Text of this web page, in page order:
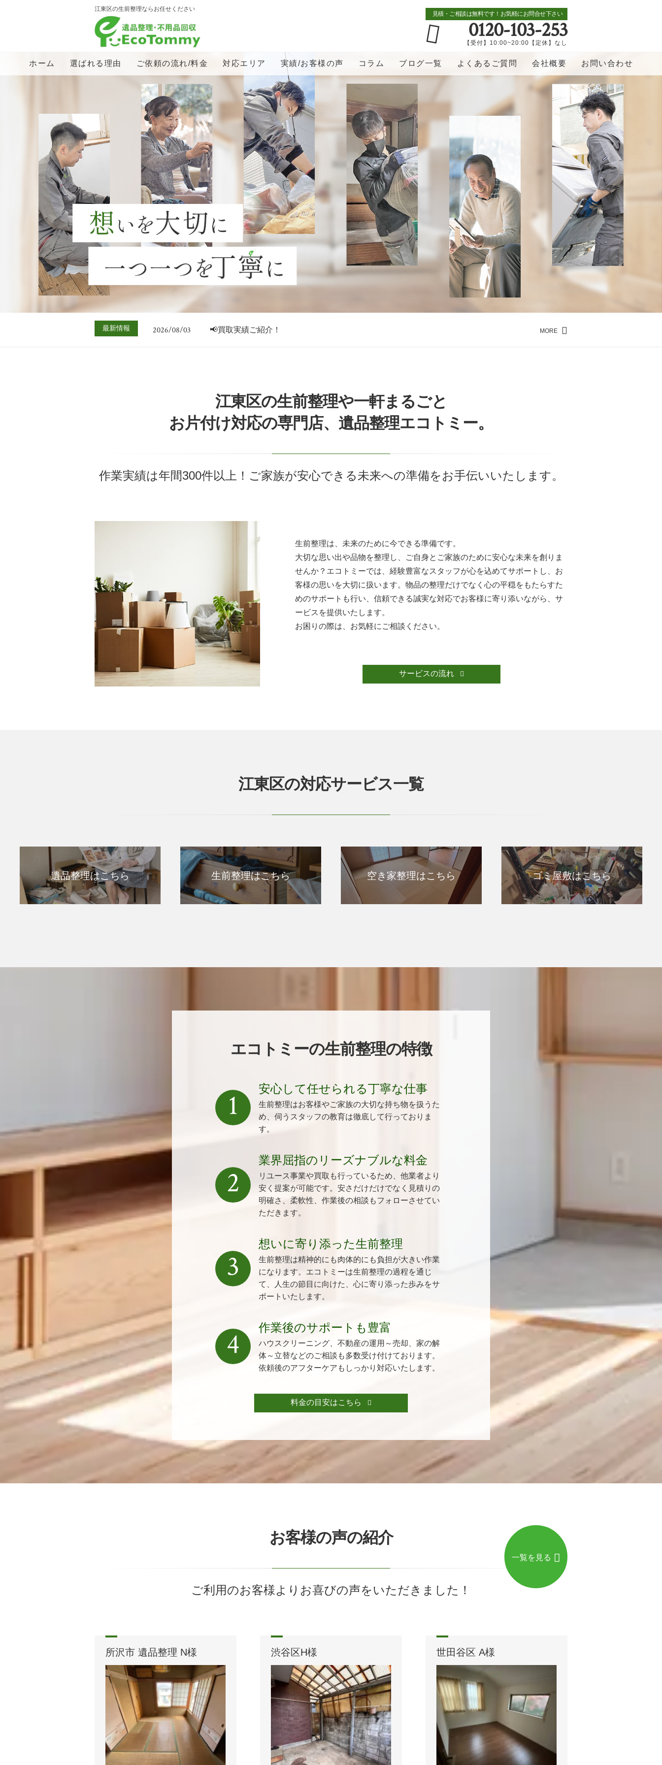
江東区の生前整理ならお任せください
見積・ご相談は無料です！お気軽にお問合せ下さい
0120-103-253
【受付】10:00~20:00【定休】なし
ホーム 選ばれる理由 ご依頼の流れ/料金 対応エリア 実績/お客様の声 コラム ブログ一覧 よくあるご質問 会社概要 お問い合わせ
最新情報
2026/07/06 📢買取実績ご紹介！
2026/08/03 📢買取実績ご紹介！
2026/07/27 📢買取実績ご紹介！ MORE
江東区の生前整理や一軒まるごと
お片付け対応の専門店、遺品整理エコトミー。
作業実績は年間300件以上！ご家族が安心できる未来への準備をお手伝いいたします。
生前整理は、未来のために今できる準備です。
大切な思い出や品物を整理し、ご自身とご家族のために安心な未来を創りま
せんか？エコトミーでは、経験豊富なスタッフが心を込めてサポートし、お
客様の思いを大切に扱います。物品の整理だけでなく心の平穏をもたらすた
めのサポートも行い、信頼できる誠実な対応でお客様に寄り添いながら、サ
ービスを提供いたします。
お困りの際は、お気軽にご相談ください。
サービスの流れ
江東区の対応サービス一覧
遺品整理はこちら 生前整理はこちら 空き家整理はこちら ゴミ屋敷はこちら
エコトミーの生前整理の特徴
安心して任せられる丁寧な仕事
生前整理はお客様やご家族の大切な持ち物を扱うた
め、伺うスタッフの教育は徹底して行っておりま
す。
1
業界屈指のリーズナブルな料金
リユース事業や買取も行っているため、他業者より
安く提案が可能です。安さだけだけでなく見積りの
明確さ、柔軟性、作業後の相談もフォローさせてい
ただきます。
2
想いに寄り添った生前整理
生前整理は精神的にも肉体的にも負担が大きい作業
になります。エコトミーは生前整理の過程を通じ
て、人生の節目に向けた、心に寄り添った歩みをサ
ポートいたします。
3
作業後のサポートも豊富
ハウスクリーニング、不動産の運用～売却、家の解
体～立替などのご相談も多数受け付けております。
依頼後のアフターケアもしっかり対応いたします。
4
料金の目安はこちら
お客様の声の紹介
ご利用のお客様よりお喜びの声をいただきました！
一覧を見る
所沢市 遺品整理 N様 渋谷区H様 世田谷区 A様